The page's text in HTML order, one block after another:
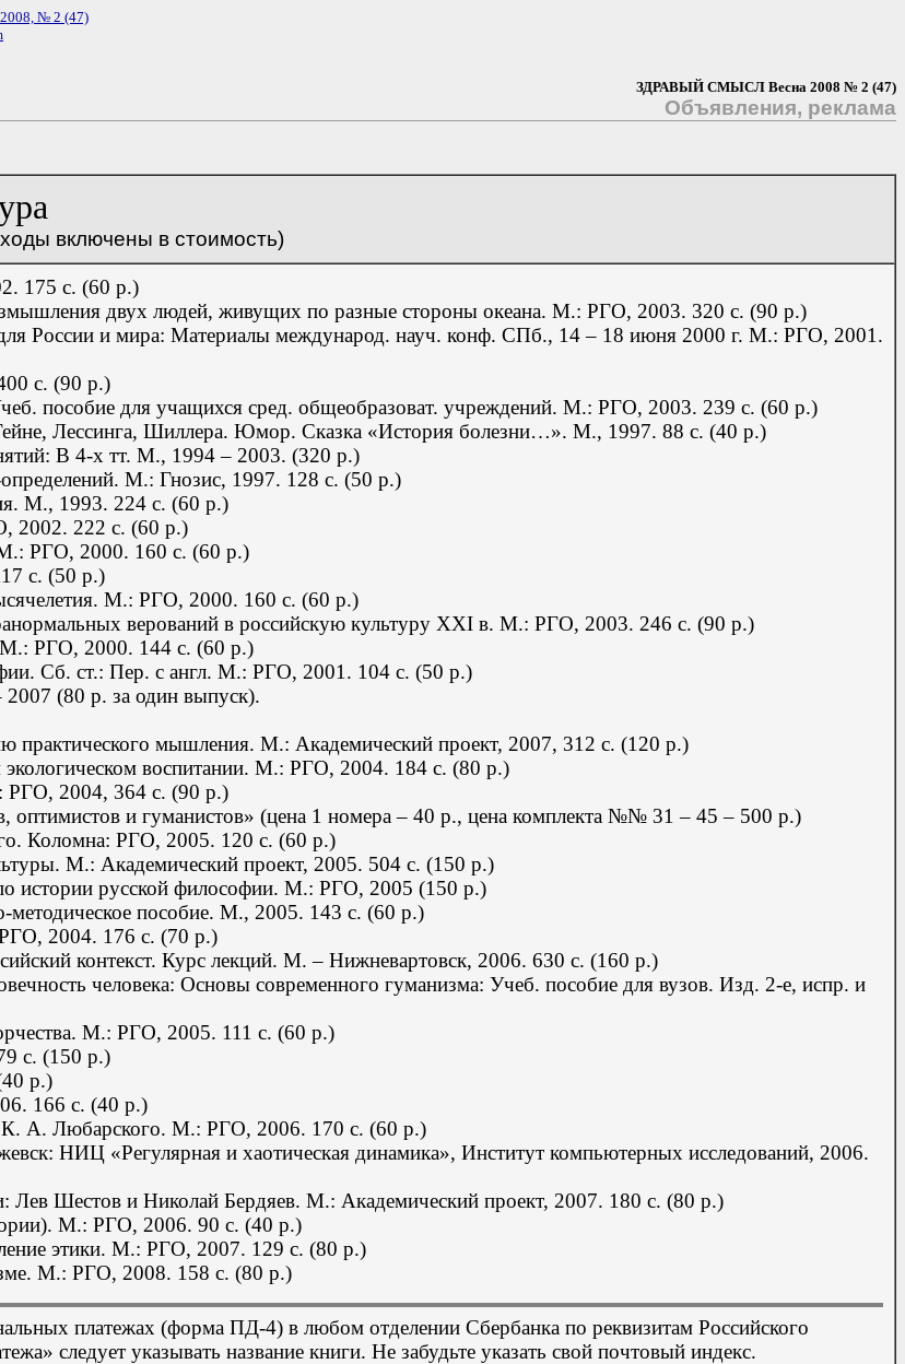
2008, № 2 (47)
ЗДРАВЫЙ СМЫСЛ Весна 2008 № 2 (47)
Объявления, реклама
включены в стоимость)
175 с. (60 р.)
двух людей, живущих по разные стороны океана. М.: РГО, 2003. 320 с. (90 р.)
России и мира: Материалы международ. науч. конф. СПб., 14 – 18 июня 2000 г. М.: РГО, 2001.
с. (90 р.)
пособие для учащихся сред. общеобразоват. учреждений. М.: РГО, 2003. 239 с. (60 р.)
Лессинга, Шиллера. Юмор. Сказка «История болезни…». М., 1997. 88 с. (40 р.)
В 4-х тт. М., 1994 – 2003. (320 р.)
М.: Гнозис, 1997. 128 с. (50 р.)
М., 1993. 224 с. (60 р.)
2002. 222 с. (60 р.)
РГО, 2000. 160 с. (60 р.)
с. (50 р.)
М.: РГО, 2000. 160 с. (60 р.)
верований в российскую культуру XXI в. М.: РГО, 2003. 246 с. (90 р.)
М.: РГО, 2000. 144 с. (60 р.)
Сб. ст.: Пер. с англ. М.: РГО, 2001. 104 с. (50 р.)
2007 (80 р. за один выпуск).
практического мышления. М.: Академический проект, 2007, 312 с. (120 р.)
воспитании. М.: РГО, 2004. 184 с. (80 р.)
2004, 364 с. (90 р.)
оптимистов и гуманистов» (цена 1 номера – 40 р., цена комплекта №№ 31 – 45 – 500 р.)
Коломна: РГО, 2005. 120 с. (60 р.)
М.: Академический проект, 2005. 504 с. (150 р.)
истории русской философии. М.: РГО, 2005 (150 р.)
пособие. М., 2005. 143 с. (60 р.)
2004. 176 с. (70 р.)
контекст. Курс лекций. М. – Нижневартовск, 2006. 630 с. (160 р.)
человека: Основы современного гуманизма: Учеб. пособие для вузов. Изд. 2-е, испр. и
М.: РГО, 2005. 111 с. (60 р.)
с. (150 р.)
р.)
166 с. (40 р.)
А. Любарского. М.: РГО, 2006. 170 с. (60 р.)
НИЦ «Регулярная и хаотическая динамика», Институт компьютерных исследований, 2006.
Лев Шестов и Николай Бердяев. М.: Академический проект, 2007. 180 с. (80 р.)
М.: РГО, 2006. 90 с. (40 р.)
этики. М.: РГО, 2007. 129 с. (80 р.)
М.: РГО, 2008. 158 с. (80 р.)
платежах (форма ПД-4)в любом отделении Сбербанка по реквизитам Российского
следует указывать название книги. Не забудьте указать свой почтовый индекс.